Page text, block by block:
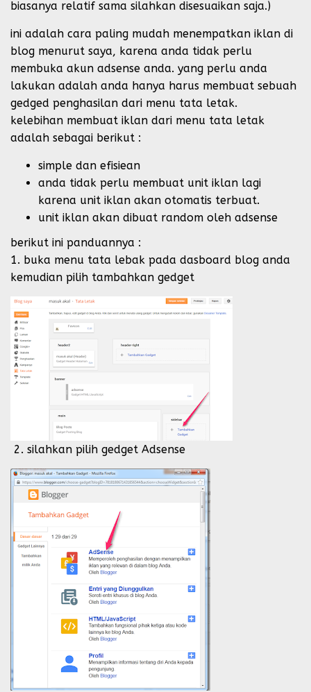
biasanya relatif sama silahkan disesuaikan saja.)
ini adalah cara paling mudah menempatkan iklan di
blog menurut saya, karena anda tidak perlu
membuka akun adsense anda. yang perlu anda
lakukan adalah anda hanya harus membuat sebuah
gedged penghasilan dari menu tata letak.
kelebihan membuat iklan dari menu tata letak
adalah sebagai berikut :
simple dan efisiean
anda tidak perlu membuat unit iklan lagi
karena unit iklan akan otomatis terbuat.
unit iklan akan dibuat random oleh adsense
berikut ini panduannya :
1. buka menu tata lebak pada dasboard blog anda
kemudian pilih tambahkan gedget
2. silahkan pilih gedget Adsense